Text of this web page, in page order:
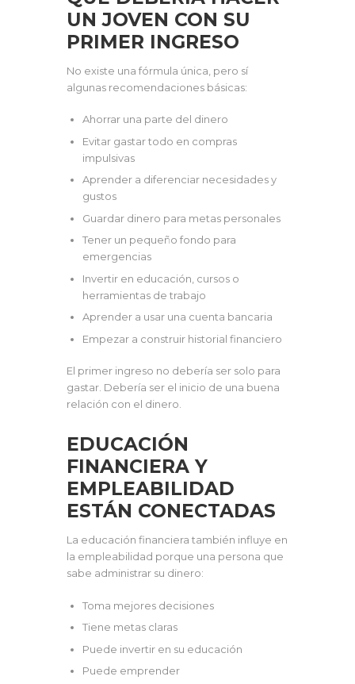
UN JOVEN CON SU
PRIMER INGRESO
No existe una fórmula única, pero sí
algunas recomendaciones básicas:
Ahorrar una parte del dinero
Evitar gastar todo en compras
impulsivas
Aprender a diferenciar necesidades y
gustos
Guardar dinero para metas personales
Tener un pequeño fondo para
emergencias
Invertir en educación, cursos o
herramientas de trabajo
Aprender a usar una cuenta bancaria
Empezar a construir historial financiero
El primer ingreso no debería ser solo para
gastar. Debería ser el inicio de una buena
relación con el dinero.
EDUCACIÓN
FINANCIERA Y
EMPLEABILIDAD
ESTÁN CONECTADAS
La educación financiera también influye en
la empleabilidad porque una persona que
sabe administrar su dinero:
Toma mejores decisiones
Tiene metas claras
Puede invertir en su educación
Puede emprender